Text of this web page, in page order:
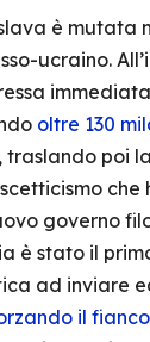
è mutata
ucraino.
oltre 130
, traslando poi
governo
è stato il
ad inviare
il